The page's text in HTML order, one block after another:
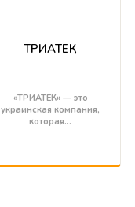
ТРИАТЕК
«ТРИАТЕК» — это
украинская компания,
которая…